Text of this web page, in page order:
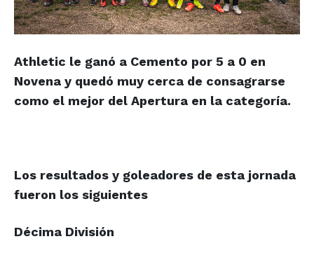
Athletic le ganó a Cemento por 5 a 0 en
Novena y quedó muy cerca de consagrarse
como el mejor del Apertura en la categoría.
Los resultados y goleadores de esta jornada
fueron los siguientes
Décima División